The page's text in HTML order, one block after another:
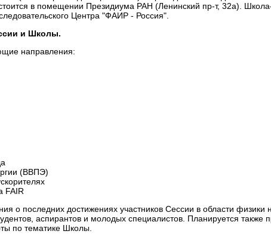
в помещении Президиума РАН (Ленинский пр-т, 32а).
Центра "ФАИР - Россия".
и Школы.
направления:
(ВВПЭ)
FAIR
о последних достижениях участников Сессии в области
аспирантов и молодых специалистов. Планируется также
по тематике Школы.